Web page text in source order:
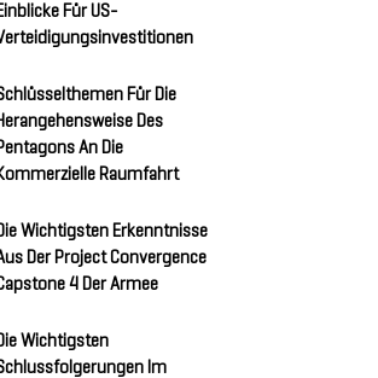
Für US-
Für Die
Des
An Die
Raumfahrt
Wichtigsten Erkenntnisse
Der Project Convergence
4 Der Armee
Wichtigsten
Im